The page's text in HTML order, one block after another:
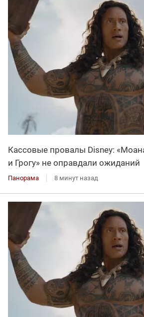
Кассовые провалы Disney:
и Грогу» не оправдали ожиданий
Панорама 8 минут назад